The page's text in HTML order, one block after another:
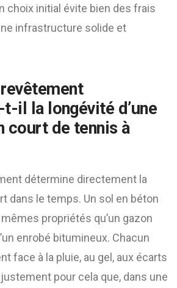
choix initial évite bien des frais
infrastructure solide et
il la longévité d’une
court de tennis à
détermine directement la
dans le temps. Un sol en béton
mêmes propriétés qu’un gazon
enrobé bitumineux. Chacun
face à la pluie, au gel, aux écarts
pour cela que, dans une